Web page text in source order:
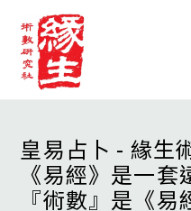
content
皇易占卜 - 緣生
《易經》是一套
『術數』是《